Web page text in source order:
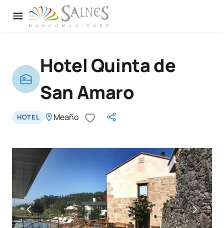
Hotel Quinta de
San Amaro
HOTEL Meaño